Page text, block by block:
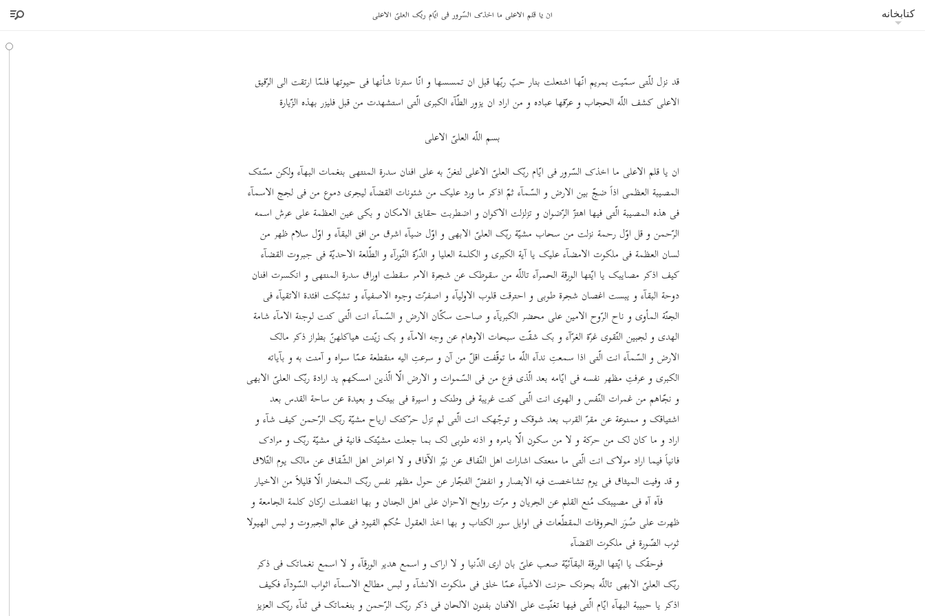
کتابخانه ان یا قلم الاعلی ما اخذک السّرور فی ایّام ربّک العلیّ الاعلی
قد نزل للّتی سمّیت بمریم انّها اشتعلت بنار حبّ ربّها قبل ان تمسسها و انّا سترنا شأنها فی حیوتها فلمّا ارتقت الی الرّفیق
الاعلی کشف اللّه الحجاب و عرّفها عباده و من اراد ان یزور الطّآء الکبری الّتی استشهدت من قبل فلیزر بهذه الزّیارة
بسم اللّه العلیّ الاعلی
ان یا قلم الاعلی ما اخذک السّرور فی ایّام ربّک العلیّ الاعلی لتغنّ به علی افنان سدرة المنتهی بنغمات البهآء ولکن مسّتک
المصیبة العظمی اذاً ضجّ بین الارض و السّمآء ثمّ اذکر ما ورد علیک من شئونات القضآء لیجری دموع من فی لجج الاسمآء
فی هذه المصیبة الّتی فیها اهتزّ الرّضوان و تزلزلت الاکوان و اضطربت حقایق الامکان و بکی عین العظمة علی عرش اسمه
الرّحمن و قل اوّل رحمة نزلت من سحاب مشیّة ربّک العلیّ الابهی و اوّل ضیآء اشرق من افق البقآء و اوّل سلام ظهر من
لسان العظمة فی ملکوت الامضآء علیک یا آیة الکبری و الکلمة العلیا و الدّرّة النّورآء و الطّلعة الاحدیّة فی جبروت القضآء
کیف اذکر مصایبک یا ایّتها الورقة الحمرآء تاللّه من سقوطک عن شجرة الامر سقطت اوراق سدرة المنتهی و انکسرت افنان
دوحة البقآء و یبست اغصان شجرة طوبی و احترقت قلوب الاولیآء و اصفرّت وجوه الاصفیآء و تشبّکت افئدة الاتقیآء فی
الجنّة المأوی و ناح الرّوح الامین علی محضر الکبریآء و صاحت سکّان الارض و السّمآء انت الّتی کنت لوجنة الامآء شامة
الهدی و لجبین التّقوی غرّة الغرّآء و بک شقّت سبحات الاوهام عن وجه الامآء و بک زیّنت هیاکلهنّ بطراز ذکر مالک
الارض و السّمآء انت الّتی اذا سمعتِ ندآء اللّه ما توقّفت اقلّ من آن و سرعتِ الیه منقطعة عمّا سواه و آمنت به و بآیاته
الکبری و عرفتِ مظهر نفسه فی ایّامه بعد الّذی فزع من فی السّموات و الارض الّا الّذین امسکهم ید ارادة ربّک العلیّ الابهی
و نجّاهم من غمرات النّفس و الهوی انت الّتی کنت غریبة فی وطنک و اسیرة فی بیتک و بعیدة عن ساحة القدس بعد
اشتیاقک و ممنوعة عن مقرّ القرب بعد شوقک و توجّهک انت الّتی لم تزل حرّکتک اریاح مشیّة ربّک الرّحمن کیف شآء و
اراد و ما کان لک من حرکة و لا من سکون الّا بامره و اذنه طوبی لک بما جعلت مشیّتک فانیة فی مشیّة ربّک و مرادک
فانیاً فیما اراد مولاک انت الّتی ما منعتک اشارات اهل النّفاق عن نیّر الآفاق و لا اعراض اهل الشّقاق عن مالک یوم التّلاق
و قد وفیت المیثاق فی یوم تشاخصت فیه الابصار و انفضّ الفجّار عن حول مظهر نفس ربّک المختار الّا قلیلاً من الاخیار
فآه آه فی مصیبتک مُنع القلم عن الجریان و مرّت روایح الاحزان علی اهل الجنان و بها انفصلت ارکان کلمة الجامعة و
ظهرت علی صُوَر الحروفات المقطّعات فی اوایل سور الکتاب و بها اخذ العقول حُکم القیود فی عالم الجبروت و لبس الهیولا
ثوب الصّورة فی ملکوت القضآء
فوحقّک یا ایّتها الورقة البقآئیّة صعب علیّ بان اری الدّنیا و لا اراک و اسمع هدیر الورقآء و لا اسمع نغماتک فی ذکر
ربّک العلیّ الابهی تاللّه بحزنک حزنت الاشیآء عمّا خلق فی ملکوت الانشآء و لبس مطالع الاسمآء اثواب السّودآء فکیف
اذکر یا حبیبة البهآء ایّام الّتی فیها تغنّیت علی الافنان بفنون الالحان فی ذکر ربّک الرّحمن و بنغماتک فی ثنآء ربّک العزیز